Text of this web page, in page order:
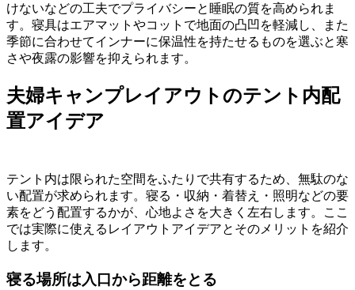
けないなどの工夫でプライバシーと睡眠の質を高められま
す。寝具はエアマットやコットで地面の凸凹を軽減し、また
季節に合わせてインナーに保温性を持たせるものを選ぶと寒
さや夜露の影響を抑えられます。
夫婦キャンプレイアウトのテント内配
置アイデア
テント内は限られた空間をふたりで共有するため、無駄のな
い配置が求められます。寝る・収納・着替え・照明などの要
素をどう配置するかが、心地よさを大きく左右します。ここ
では実際に使えるレイアウトアイデアとそのメリットを紹介
します。
寝る場所は入口から距離をとる